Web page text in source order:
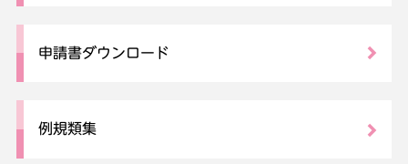
申請書ダウンロード
例規類集